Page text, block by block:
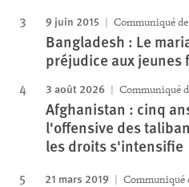
9 juin 2015 Communiqué
Bangladesh : Le
préjudice aux jeunes
3 août 2026 Communiqué
Afghanistan : cinq
l'offensive des
les droits s'intensifie
21 mars 2019 Communiqué